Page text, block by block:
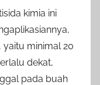
kimia ini
minimal 20
dekat,
pada buah